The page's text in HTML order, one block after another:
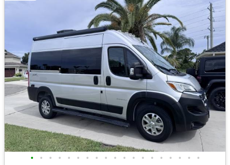
• • • • • • • • • • • • • • • • • • •